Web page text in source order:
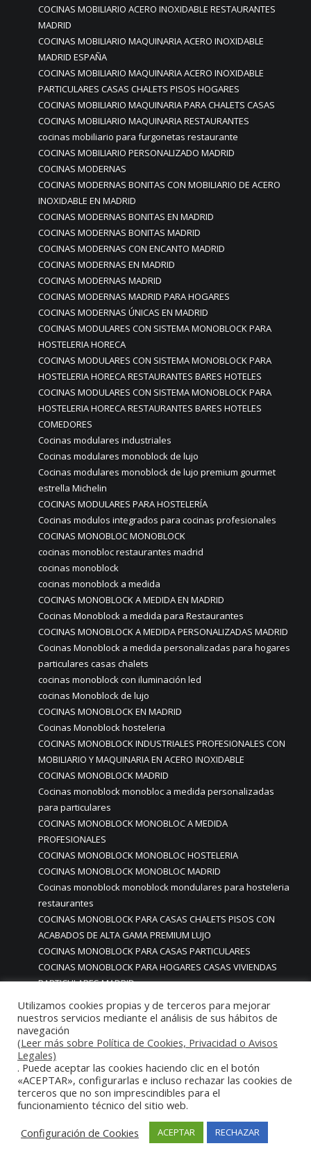
COCINAS MOBILIARIO ACERO INOXIDABLE RESTAURANTES
MADRID
COCINAS MOBILIARIO MAQUINARIA ACERO INOXIDABLE
MADRID ESPAÑA
COCINAS MOBILIARIO MAQUINARIA ACERO INOXIDABLE
PARTICULARES CASAS CHALETS PISOS HOGARES
COCINAS MOBILIARIO MAQUINARIA PARA CHALETS CASAS
COCINAS MOBILIARIO MAQUINARIA RESTAURANTES
cocinas mobiliario para furgonetas restaurante
COCINAS MOBILIARIO PERSONALIZADO MADRID
COCINAS MODERNAS
COCINAS MODERNAS BONITAS CON MOBILIARIO DE ACERO
INOXIDABLE EN MADRID
COCINAS MODERNAS BONITAS EN MADRID
COCINAS MODERNAS BONITAS MADRID
COCINAS MODERNAS CON ENCANTO MADRID
COCINAS MODERNAS EN MADRID
COCINAS MODERNAS MADRID
COCINAS MODERNAS MADRID PARA HOGARES
COCINAS MODERNAS ÚNICAS EN MADRID
COCINAS MODULARES CON SISTEMA MONOBLOCK PARA
HOSTELERIA HORECA
COCINAS MODULARES CON SISTEMA MONOBLOCK PARA
HOSTELERIA HORECA RESTAURANTES BARES HOTELES
COCINAS MODULARES CON SISTEMA MONOBLOCK PARA
HOSTELERIA HORECA RESTAURANTES BARES HOTELES
COMEDORES
Cocinas modulares industriales
Cocinas modulares monoblock de lujo
Cocinas modulares monoblock de lujo premium gourmet
estrella Michelin
COCINAS MODULARES PARA HOSTELERÍA
Cocinas modulos integrados para cocinas profesionales
COCINAS MONOBLOC MONOBLOCK
cocinas monobloc restaurantes madrid
cocinas monoblock
cocinas monoblock a medida
COCINAS MONOBLOCK A MEDIDA EN MADRID
Cocinas Monoblock a medida para Restaurantes
COCINAS MONOBLOCK A MEDIDA PERSONALIZADAS MADRID
Cocinas Monoblock a medida personalizadas para hogares
particulares casas chalets
cocinas monoblock con iluminación led
cocinas Monoblock de lujo
COCINAS MONOBLOCK EN MADRID
Cocinas Monoblock hosteleria
COCINAS MONOBLOCK INDUSTRIALES PROFESIONALES CON
MOBILIARIO Y MAQUINARIA EN ACERO INOXIDABLE
COCINAS MONOBLOCK MADRID
Cocinas monoblock monobloc a medida personalizadas
para particulares
COCINAS MONOBLOCK MONOBLOC A MEDIDA
PROFESIONALES
COCINAS MONOBLOCK MONOBLOC HOSTELERIA
COCINAS MONOBLOCK MONOBLOC MADRID
Cocinas monoblock monoblock mondulares para hosteleria
restaurantes
COCINAS MONOBLOCK PARA CASAS CHALETS PISOS CON
ACABADOS DE ALTA GAMA PREMIUM LUJO
COCINAS MONOBLOCK PARA CASAS PARTICULARES
COCINAS MONOBLOCK PARA HOGARES CASAS VIVIENDAS
PARTICULARES MADRID
COCINAS MONOBLOCK PARA HOSTELERIA
COCINAS MONOBLOCK PARA HOTELES
Cocinas monoblock personalizadas a medida
COCINAS MONOBLOCK PROFESIONALES A MEDIDA
PERSONALIZADAS MADRID
COCINAS MONOBLOCK Y BARRAS A MEDIDA RESTAURANTES
MADRIDD
Cocinas para chef amateur
COCINAS PARA COMEDORES EMPRESAS
cocinas para comedores escolares
Utilizamos cookies propias y de terceros para mejorar
nuestros servicios mediante el análisis de sus hábitos de
navegación
(Leer más sobre Política de Cookies, Privacidad o Avisos
Legales)
. Puede aceptar las cookies haciendo clic en el botón
«ACEPTAR», configurarlas e incluso rechazar las cookies de
terceros que no son imprescindibles para el
funcionamiento técnico del sitio web.
Configuración de Cookies
ACEPTAR RECHAZAR